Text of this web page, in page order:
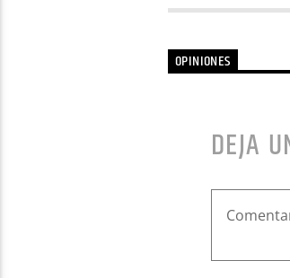
OPINIONES
DEJA